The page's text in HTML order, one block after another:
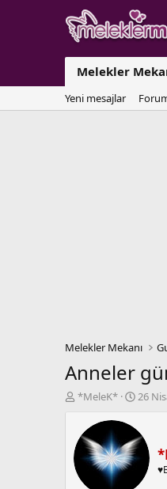
Melekler
Yeni mesajlar
Melekler Mekanı
Anneler
K
b
u
*MeleK*
B
l
g
26